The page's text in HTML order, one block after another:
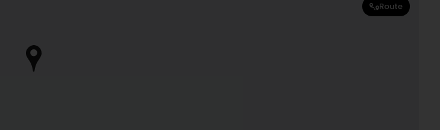
Route